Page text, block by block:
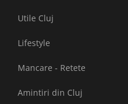
Utile Cluj
Lifestyle
Mancare - Retete
Amintiri din Cluj